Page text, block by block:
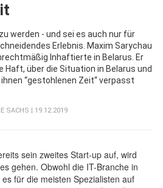
werden - und sei es auch nur für
Erlebnis. Maxim Sarychau
Inhaftierte in Belarus. Er
Haft, über die Situation in Belarus und
“gestohlenen Zeit“ verpasst
SACHS | 19.12.2019